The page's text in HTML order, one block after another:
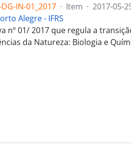
DG-IN-01_2017 · Item · 2017-05-
Alegre - IFRS
nº 01/ 2017 que regula a
da Natureza: Biologia e